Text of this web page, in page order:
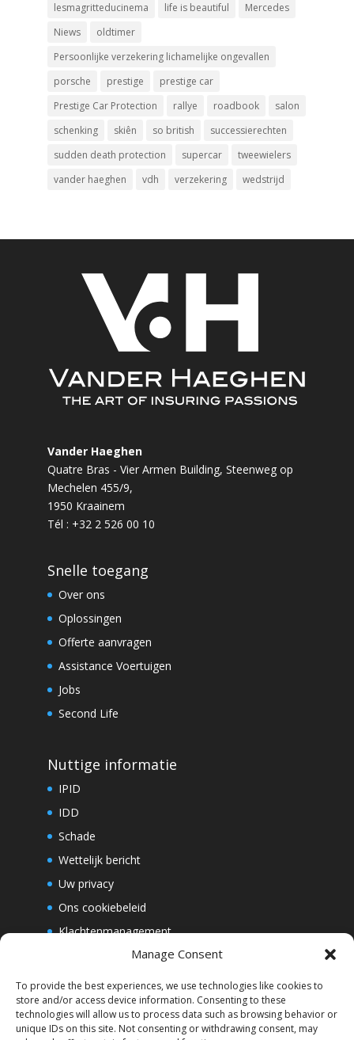
Manage Consent
To provide the best experiences, we use technologies like cookies to
store and/or access device information. Consenting to these
technologies will allow us to process data such as browsing behavior or
unique IDs on this site. Not consenting or withdrawing consent, may
lesmagritteducinema
life is beautiful
Mercedes
Niews
oldtimer
Persoonlijke verzekering lichamelijke ongevallen
porsche
prestige
prestige car
Prestige Car Protection
rallye roadbook
salon
schenking
skiên so british
successierechten
sudden death protection
supercar
tweewielers
vander haeghen
vdh verzekering wedstrijd
Vander Haeghen
Quatre Bras - Vier Armen Building, Steenweg op
Mechelen 455/9,
1950 Kraainem
Tél : +32 2 526 00 10
Snelle toegang
Over ons
Oplossingen
Offerte aanvragen
Assistance Voertuigen
Jobs
Second Life
Nuttige informatie
IPID
IDD
Schade
Wettelijk bericht
Uw privacy
Ons cookiebeleid
Klachtenmanagement
Whistleblowing
Abonneer u op onze nieuwsbrief